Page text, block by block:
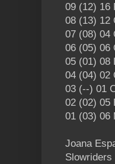
09 (12) 16
08 (13) 12
07 (08) 04
06 (05) 06
05 (01) 08
04 (04) 02
03 (--) 01
02 (02) 05
01 (03) 06
Joana
Slowriders